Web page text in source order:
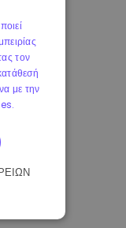
τον
με την